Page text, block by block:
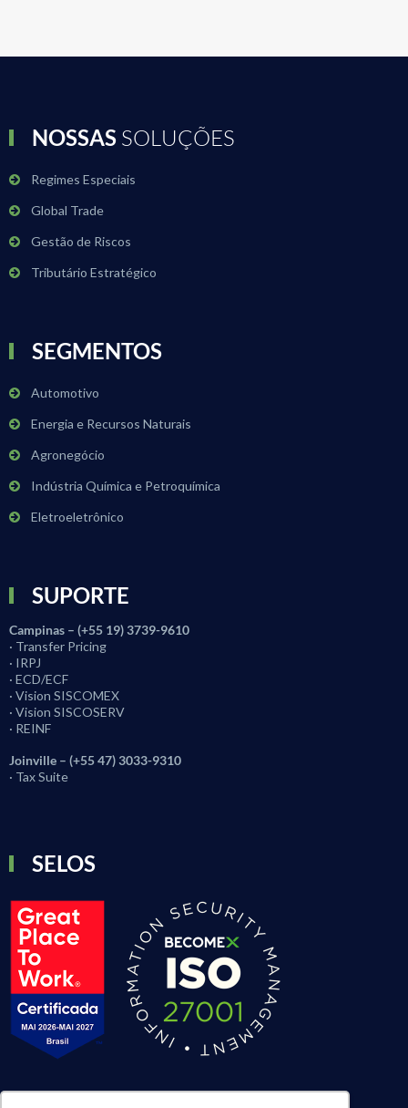
NOSSAS SOLUÇÕES
Regimes Especiais
Global Trade
Gestão de Riscos
Tributário Estratégico
SEGMENTOS
Automotivo
Energia e Recursos Naturais
Agronegócio
Indústria Química e Petroquímica
Eletroeletrônico
SUPORTE
Campinas – (+55 19) 3739-9610
· Transfer Pricing
· IRPJ
· ECD/ECF
· Vision SISCOMEX
· Vision SISCOSERV
· REINF
Joinville – (+55 47) 3033-9310
· Tax Suite
SELOS